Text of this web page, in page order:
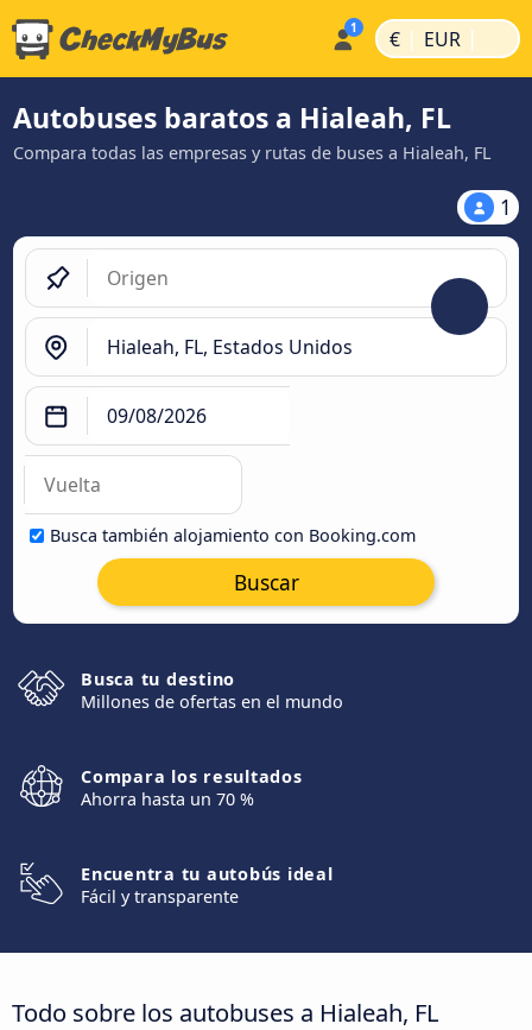
€ | EUR |
Autobuses baratos a Hialeah, FL
Compara todas las empresas y rutas de buses a Hialeah, FL
1
Busca también alojamiento con Booking.com
Buscar
Busca tu destino
Millones de ofertas en el mundo
Compara los resultados
Ahorra hasta un 70 %
Encuentra tu autobús ideal
Fácil y transparente
Todo sobre los autobuses a Hialeah, FL